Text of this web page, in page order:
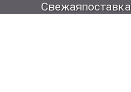
Свежая поставка